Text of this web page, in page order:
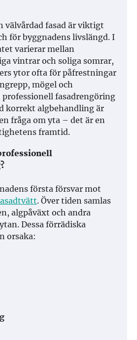
välvårdad fasad är viktigt
för byggnadens livslängd. I
varierar mellan
vintrar och soliga somrar,
ytor ofta för påfrestningar
mögel och
fasadrengöring
korrekt algbehandling är
fråga om yta – det är en
framtid.
första försvar mot
. Över tiden samlas
algpåväxt och andra
Dessa förrädiska
orsaka: